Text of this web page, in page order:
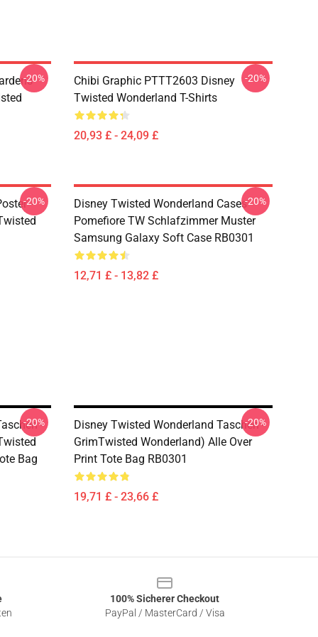
-20%
Chibi Graphic PTTT2603 Disney
Twisted Wonderland T-Shirts
20,93 £ - 24,09 £
-20%
-
-20%
Disney Twisted Wonderland Cases -
Pomefiore TW Schlafzimmer Muster
Samsung Galaxy Soft Case RB0301
12,71 £ - 13,82 £
-20%
-
Bag
-20%
Disney Twisted Wonderland Taschen -
GrimTwisted Wonderland) Alle Over
Print Tote Bag RB0301
19,71 £ - 23,66 £
-20%
100% Sicherer Checkout
PayPal / MasterCard / Visa